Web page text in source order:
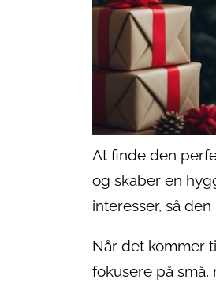
At finde den
og skaber en
interesser, så
Når det kommer
fokusere på